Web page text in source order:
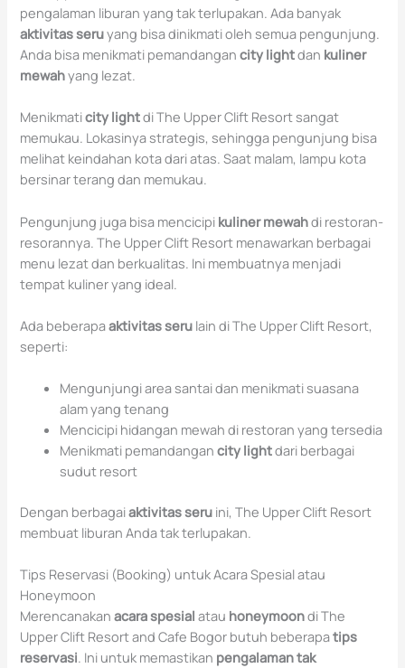
pengalaman liburan yang tak terlupakan. Ada banyak
aktivitas seruyang bisa dinikmati oleh semua pengunjung.
Anda bisa menikmati pemandangancity lightdan kuliner
mewahyang lezat.
Menikmaticity lightdi The Upper Clift Resort sangat
memukau. Lokasinya strategis, sehingga pengunjung bisa
melihat keindahan kota dari atas. Saat malam, lampu kota
bersinar terang dan memukau.
Pengunjung juga bisa mencicipi kuliner mewahdi restoran-
resorannya. The Upper Clift Resort menawarkan berbagai
menu lezat dan berkualitas. Ini membuatnya menjadi
tempat kuliner yang ideal.
Ada beberapaaktivitas seru lain di The Upper Clift Resort,
seperti:
Mengunjungi area santai dan menikmati suasana
alam yang tenang
Mencicipi hidangan mewah di restoran yang tersedia
Menikmati pemandangancity lightdari berbagai
sudut resort
Dengan berbagaiaktivitas seru ini, The Upper Clift Resort
membuat liburan Anda tak terlupakan.
Tips Reservasi (Booking) untuk Acara Spesial atau
Honeymoon
Merencanakanacara spesial atau honeymoondi The
Upper Clift Resort and Cafe Bogor butuh beberapatips
reservasi. Ini untuk memastikan pengalaman tak